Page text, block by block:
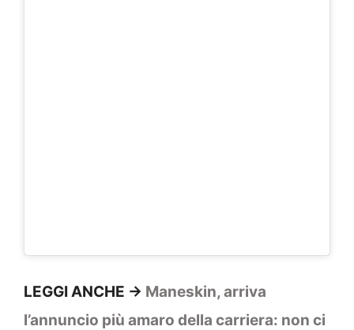
LEGGI ANCHE -> Maneskin, arriva
l’annuncio più amaro della carriera: non ci